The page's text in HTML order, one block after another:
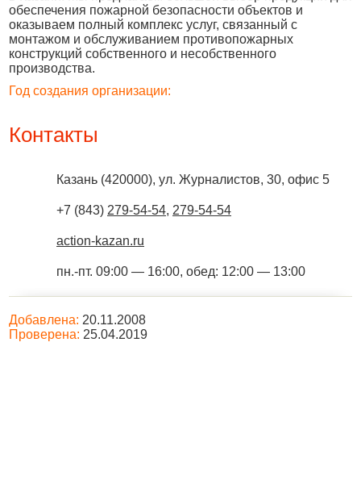
обеспечения пожарной безопасности объектов и
оказываем полный комплекс услуг, связанный с
монтажом и обслуживанием противопожарных
конструкций собственного и несобственного
производства.
Год создания организации:
Контакты
Казань (420000), ул. Журналистов, 30, офис 5
+7 (843) 279-54-54, 279-54-54
action-kazan.ru
пн.-пт. 09:00 — 16:00, обед: 12:00 — 13:00
Добавлена: 20.11.2008
Проверена: 25.04.2019